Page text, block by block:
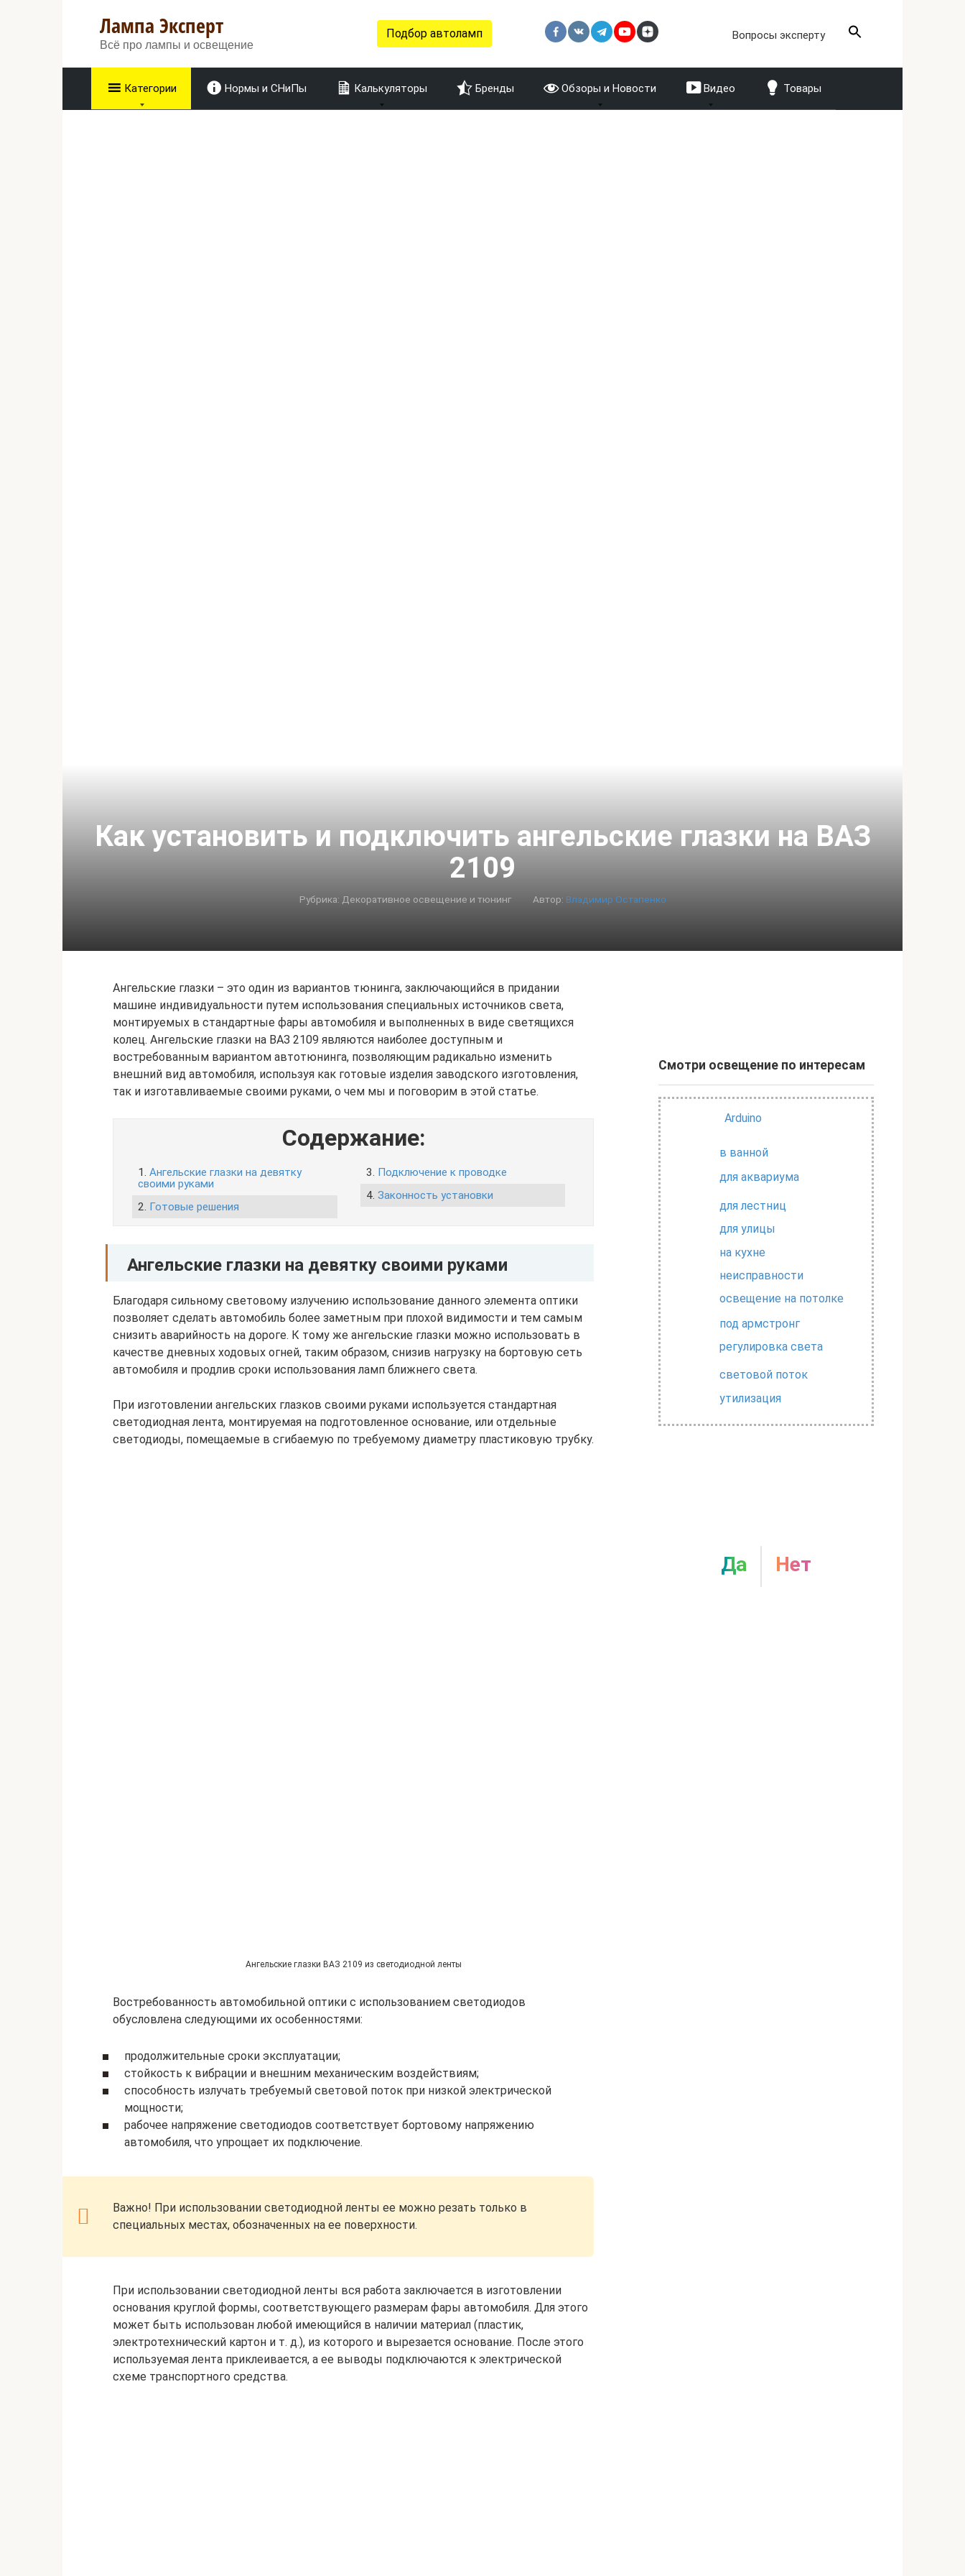
Лампа Эксперт
Всё про лампы и освещение
Подбор автоламп Вопросы эксперту
Категории Нормы и СНиПы Калькуляторы Бренды Обзоры и Новости Видео Товары
Как установить и подключить ангельские глазки на ВАЗ
2109
Рубрика: Декоративное освещение и тюнинг Автор: Владимир Остапенко
Ангельские глазки – это один из вариантов тюнинга, заключающийся в придании
машине индивидуальности путем использования специальных источников света,
монтируемых в стандартные фары автомобиля и выполненных в виде светящихся
колец. Ангельские глазки на ВАЗ 2109 являются наиболее доступным и
востребованным вариантом автотюнинга, позволяющим радикально изменить
внешний вид автомобиля, используя как готовые изделия заводского изготовления,
так и изготавливаемые своими руками, о чем мы и поговорим в этой статье.
Содержание:
1. Ангельские глазки на девятку
своими руками
2. Готовые решения
3. Подключение к проводке
4. Законность установки
Ангельские глазки на девятку своими руками
Благодаря сильному световому излучению использование данного элемента оптики
позволяет сделать автомобиль более заметным при плохой видимости и тем самым
снизить аварийность на дороге. К тому же ангельские глазки можно использовать в
качестве дневных ходовых огней, таким образом, снизив нагрузку на бортовую сеть
автомобиля и продлив сроки использования ламп ближнего света.
При изготовлении ангельских глазков своими руками используется стандартная
светодиодная лента, монтируемая на подготовленное основание, или отдельные
светодиоды, помещаемые в сгибаемую по требуемому диаметру пластиковую трубку.
Ангельские глазки ВАЗ 2109 из светодиодной ленты
Востребованность автомобильной оптики с использованием светодиодов
обусловлена следующими их особенностями:
продолжительные сроки эксплуатации;
стойкость к вибрации и внешним механическим воздействиям;
способность излучать требуемый световой поток при низкой электрической
мощности;
рабочее напряжение светодиодов соответствует бортовому напряжению
автомобиля, что упрощает их подключение.
Важно! При использовании светодиодной ленты ее можно резать только в
специальных местах, обозначенных на ее поверхности.
При использовании светодиодной ленты вся работа заключается в изготовлении
основания круглой формы, соответствующего размерам фары автомобиля. Для этого
может быть использован любой имеющийся в наличии материал (пластик,
электротехнический картон и т. д.), из которого и вырезается основание. После этого
используемая лента приклеивается, а ее выводы подключаются к электрической
схеме транспортного средства.
Смотри освещение по интересам
Arduino
в ванной
для аквариума
для лестниц
для улицы
на кухне
неисправности
освещение на потолке
под армстронг
регулировка света
световой поток
утилизация
Да Нет